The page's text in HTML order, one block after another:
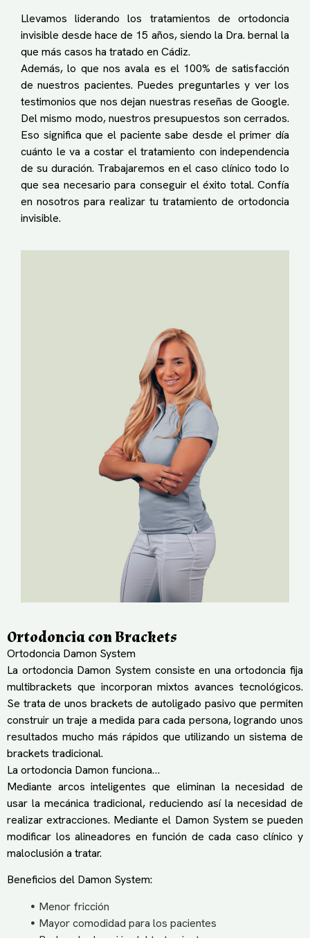
Llevamos liderando los tratamientos de ortodoncia
invisible desde hace de 15 años, siendo la Dra. bernal la
que más casos ha tratado en Cádiz.
Además, lo que nos avala es el 100% de satisfacción
de nuestros pacientes. Puedes preguntarles y ver los
testimonios que nos dejan nuestras reseñas de Google.
Del mismo modo, nuestros presupuestos son cerrados.
Eso significa que el paciente sabe desde el primer día
cuánto le va a costar el tratamiento con independencia
de su duración. Trabajaremos en el caso clínico todo lo
que sea necesario para conseguir el éxito total. Confía
en nosotros para realizar tu tratamiento de ortodoncia
invisible.
Ortodoncia con Brackets
Ortodoncia Damon System
La ortodoncia Damon System consiste en una ortodoncia fija
multibrackets que incorporan mixtos avances tecnológicos.
Se trata de unos brackets de autoligado pasivo que permiten
construir un traje a medida para cada persona, logrando unos
resultados mucho más rápidos que utilizando un sistema de
brackets tradicional.
La ortodoncia Damon funciona…
Mediante arcos inteligentes que eliminan la necesidad de
usar la mecánica tradicional, reduciendo así la necesidad de
realizar extracciones. Mediante el Damon System se pueden
modificar los alineadores en función de cada caso clínico y
maloclusión a tratar.
Beneficios del Damon System:
Menor fricción
Mayor comodidad para los pacientes